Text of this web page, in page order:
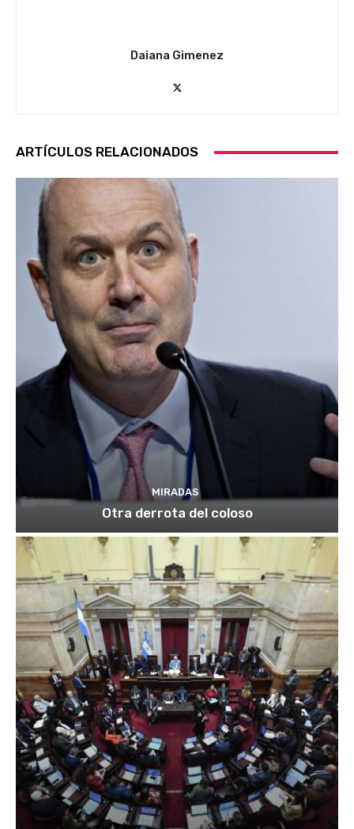
Daiana Gimenez
ARTÍCULOS RELACIONADOS
MIRADAS
Otra derrota del coloso